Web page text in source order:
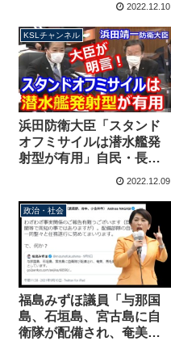
員が答弁引き出す
2022.12.10
KSLチャンネル
浜田防衛大臣「スタンド
オフミサイルは潜水艦発
射型が有用」自民・長島
昭久議員の質問に答弁
2022.12.09
政治・社会
福島みずほ議員「与那国
島、石垣島、宮古島に自
衛隊が配備され、奄美、